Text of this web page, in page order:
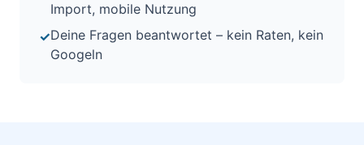
Import, mobile Nutzung
✓Deine Fragen beantwortet – kein Raten, kein
Googeln